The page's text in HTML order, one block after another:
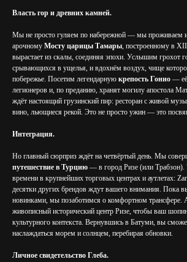
Власть гор и древних камней.
Мы не просто гуляем по набережной — мы проживаем
арочному Мосту царицы Тамары, построенному в
вырастает из скалы, соединяя эпохи. Услышим грохот
срывающихся в ущелья, и вдохнём воздух, чище
побережье. Посетим легендарную крепость Гонио —
легионеров и, по преданию, хранят могилу апостола
ждёт настоящий грузинский пир: ресторан с живой
вино, льющиеся рекой. Это не просто ужин — это
Интеграция.
Но главный сюрприз ждёт на четвёртый день. Мы
путешествие в Турцию — в город Ризе (или Трабзон).
времени в крупнейших торговых центрах и аутлетах:
десятки других брендов ждут вашего внимания. Пока
новинками, мы позаботимся о комфортном трансфере.
живописный исторический центр Ризе, чтобы ваш
культурного контекста. Вернувшись в Батуми, вы
наслаждаться морем и солнцем, перебирая обновки.
Личное свидетельство Глеба.